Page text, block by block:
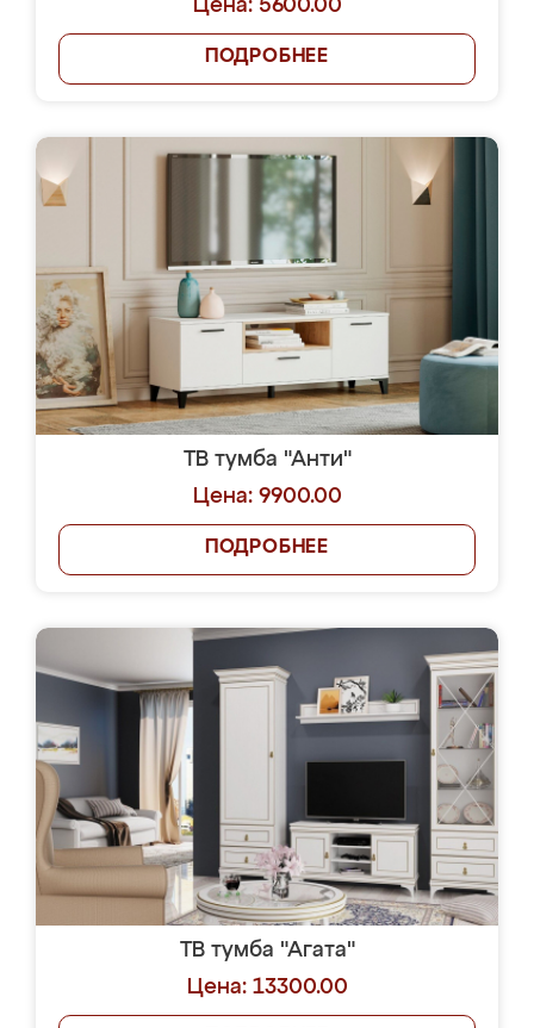
Цена: 5600.00
ПОДРОБНЕЕ
ТВ тумба "Анти"
Цена: 9900.00
ПОДРОБНЕЕ
ТВ тумба "Агата"
Цена: 13300.00